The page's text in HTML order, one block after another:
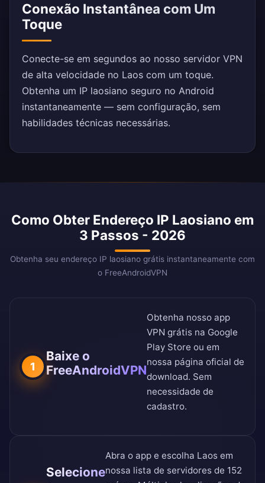
Conexão Instantânea com Um
Toque
Conecte-se em segundos ao nosso servidor VPN
de alta velocidade no Laos com um toque.
Obtenha um IP laosiano seguro no Android
instantaneamente — sem configuração, sem
habilidades técnicas necessárias.
Como Obter Endereço IP Laosiano em
3 Passos - 2026
Obtenha seu endereço IP laosiano grátis instantaneamente com
o FreeAndroidVPN
1
Baixe o
FreeAndroidVPN
Obtenha nosso app
VPN grátis na Google
Play Store ou em
nossa página oficial de
download. Sem
necessidade de
cadastro.
Selecione
Abra o app e escolha Laos em
nossa lista de servidores de 152